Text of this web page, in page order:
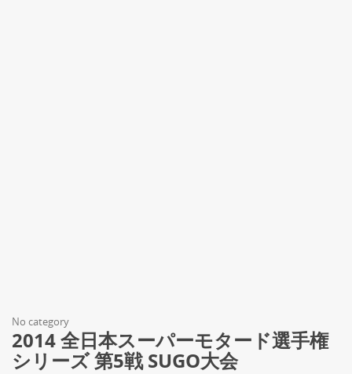
No category
2014 全日本スーパーモタード選手権
シリーズ 第5戦 SUGO大会